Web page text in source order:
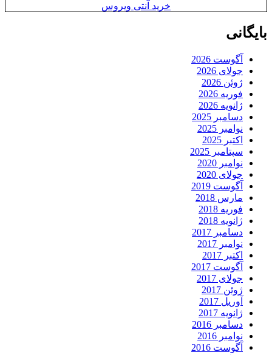
خرید آنتی ویروس
بایگانی
آگوست 2026
جولای 2026
ژوئن 2026
فوریه 2026
ژانویه 2026
دسامبر 2025
نوامبر 2025
اکتبر 2025
سپتامبر 2025
نوامبر 2020
جولای 2020
آگوست 2019
مارس 2018
فوریه 2018
ژانویه 2018
دسامبر 2017
نوامبر 2017
اکتبر 2017
آگوست 2017
جولای 2017
ژوئن 2017
آوریل 2017
ژانویه 2017
دسامبر 2016
نوامبر 2016
آگوست 2016